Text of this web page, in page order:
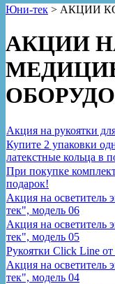
Юни-тек > АКЦИИ
АКЦИИ
Акция на рукоятки
Купите 2 упаковки
латекстные кольца в
При покупке
подарок!
Акция на осветитель
тек", модель 06
Акция на осветитель
тек", модель 05
Рукоятки Click Line
Акция на
тек", модель 04